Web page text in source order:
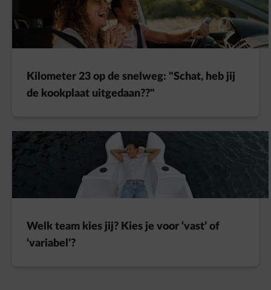
Kilometer 23 op de snelweg: "Schat, heb jij
de kookplaat uitgedaan??"
Welk team kies jij? Kies je voor ‘vast’ of
‘variabel’?